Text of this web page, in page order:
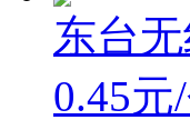
东台
0.45元